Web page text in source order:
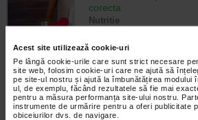
Acest site utilizează cookie-uri
Pe lângă cookie-urile care sunt strict necesare
site web, folosim cookie-uri care ne ajută să
pe site-ul nostru și ajută la îmbunătățirea modului
ul, de exemplu, făcând rezultatele să fie mai
pentru a măsura performanța site-ului nostru.
instrumente de urmărire pentru a oferi publicitate
obiceiurilor dvs. de navigare.
corecta
Nutritie
simptome digestive
gaze, arsuri, greata,
Cu toate acestea,
manifestari apar frecvent,…
Timp de citire:6 minute, 47 secunde